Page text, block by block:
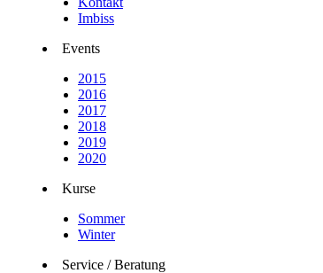
Imbiss
Events
2015
2016
2017
2018
2019
2020
Kurse
Sommer
Winter
Service / Beratung